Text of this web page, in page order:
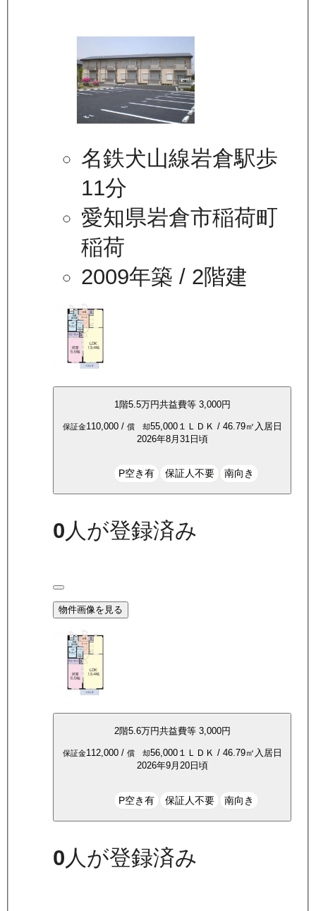
名鉄犬山線岩倉駅歩
11分
愛知県岩倉市稲荷町
稲荷
2009年築 / 2階建
1階5.5万円共益費等 3,000円
保証金110,000/ 償 却55,000１ＬＤＫ / 46.79㎡ 入居日
2026年8月31日頃
P空き有 保証人不要 南向き
0人が登録済み
物件画像を見る
2階5.6万円共益費等 3,000円
保証金112,000/ 償 却56,000１ＬＤＫ / 46.79㎡ 入居日
2026年9月20日頃
P空き有 保証人不要 南向き
0 人が登録済み